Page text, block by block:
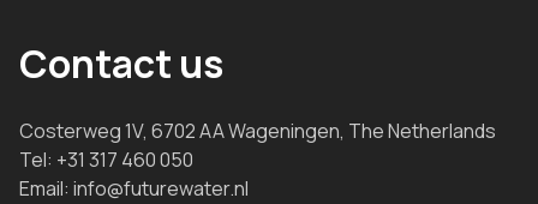
Contact us
Costerweg 1V, 6702 AA Wageningen, The Netherlands
Tel: +31 317 460 050
Email: info@futurewater.nl